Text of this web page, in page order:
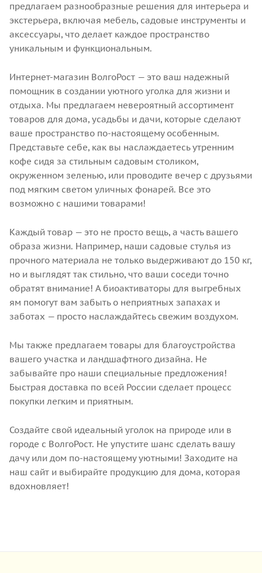
предлагаем разнообразные решения для интерьера и
экстерьера, включая мебель, садовые инструменты и
аксессуары, что делает каждое пространство
уникальным и функциональным.
Интернет-магазин ВолгоРост — это ваш надежный
помощник в создании уютного уголка для жизни и
отдыха. Мы предлагаем невероятный ассортимент
товаров для дома, усадьбы и дачи, которые сделают
ваше пространство по-настоящему особенным.
Представьте себе, как вы наслаждаетесь утренним
кофе сидя за стильным садовым столиком,
окруженном зеленью, или проводите вечер с друзьями
под мягким светом уличных фонарей. Все это
возможно с нашими товарами!
Каждый товар — это не просто вещь, а часть вашего
образа жизни. Например, наши садовые стулья из
прочного материала не только выдерживают до 150 кг,
но и выглядят так стильно, что ваши соседи точно
обратят внимание! А биоактиваторы для выгребных
ям помогут вам забыть о неприятных запахах и
заботах — просто наслаждайтесь свежим воздухом.
Мы также предлагаем товары для благоустройства
вашего участка и ландшафтного дизайна. Не
забывайте про наши специальные предложения!
Быстрая доставка по всей России сделает процесс
покупки легким и приятным.
Создайте свой идеальный уголок на природе или в
городе с ВолгоРост. Не упустите шанс сделать вашу
дачу или дом по-настоящему уютными! Заходите на
наш сайт и выбирайте продукцию для дома, которая
вдохновляет!